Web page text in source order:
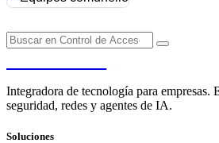
Integradora de tecnología para empresas.
seguridad, redes y agentes de IA.
Soluciones